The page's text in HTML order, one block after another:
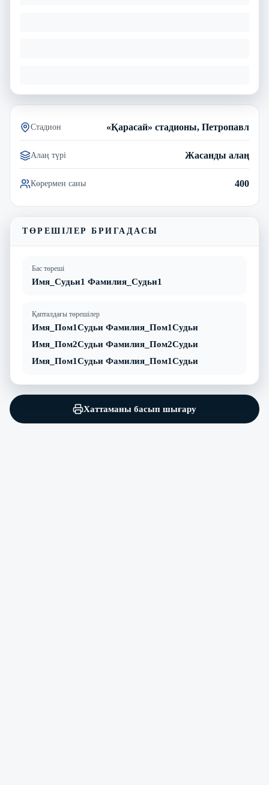
Стадион «Қарасай» стадионы, Петропавл
Алаң түрі Жасанды алаң
Көрермен саны 400
ТӨРЕШІЛЕР БРИГАДАСЫ
Бас төреші
Имя_Судьи1 Фамилия_Судьи1
Қапталдағы төрешілер
Имя_Пом1Судьи Фамилия_Пом1Судьи
Имя_Пом2Судьи Фамилия_Пом2Судьи
Имя_Пом1Судьи Фамилия_Пом1Судьи
Хаттаманы басып шығару